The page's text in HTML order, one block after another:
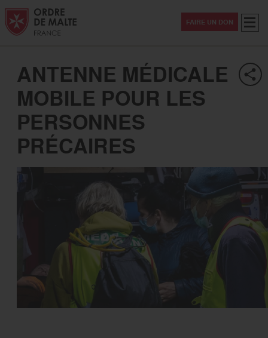
Aller au contenu
Aller à la recherche
Aller au menu
FAIRE UN DON
ANTENNE MÉDICALE
MOBILE POUR LES
PERSONNES
PRÉCAIRES